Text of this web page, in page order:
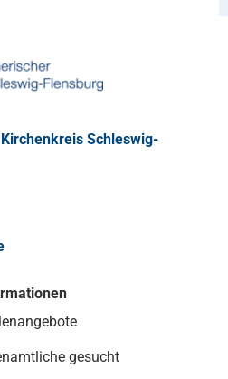
Schleswig-
gesucht